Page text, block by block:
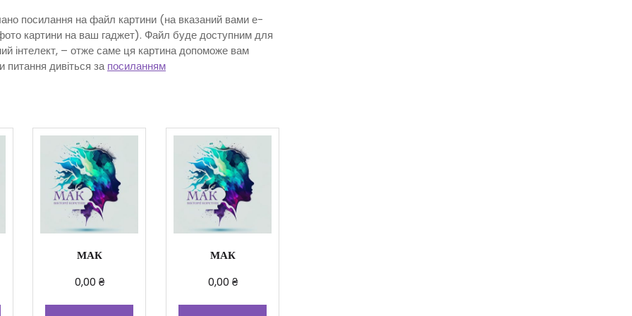
посилання на файл картини (на вказаний вами е-
картини на ваш гаджет). Файл буде доступним для
інтелект, – отже саме ця картина допоможе вам
дивіться запосиланням
МАК
0,00 ₴
МАК
0,00 ₴